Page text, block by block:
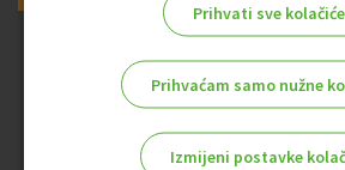
Prihvati sve kolačiće
Prihvaćam samo nužne
Izmijeni postavke